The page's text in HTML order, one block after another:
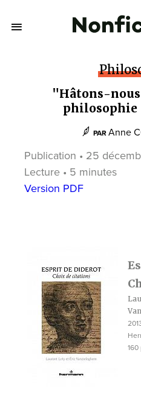
"Hâtons-
PAR Anne
Publication • 25
Lecture • 5 minutes
Version PDF
160